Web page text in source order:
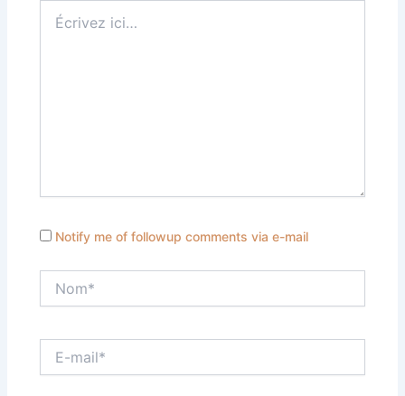
ici…
Notify me of followup comments via e-mail
mail*